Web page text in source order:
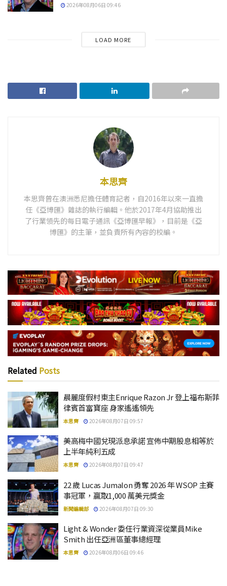
2026年08月06日 09:46
LOAD MORE
本思齊
本思齊曾在澳洲悉尼擔任體育記者，自2016年以來一直擔
任《亞博匯》雜誌的執行編輯。他於2017年4月協助推出
了行業領先的每日電子通訊《亞博匯早報》，目前是《亞
博匯》的主筆，並負責所有內容的校編。
Related Posts
晨麗度假村東主Enrique Razon Jr 登上福布斯菲
律賓首富寶座 身家遙遙領先
本思齊 2026年08月07日 09:57
美高梅中國兌現派息承諾 宣佈中期股息相等於
上半年純利五成
本思齊 2026年08月07日 09:47
22 歲 Lucas Jumalon 勇奪 2026 年 WSOP 主賽
事冠軍，贏取1,000 萬美元獎金
新聞編輯部 2026年08月07日 09:30
Light & Wonder 委任行業資深從業員Mike
Smith 出任亞洲區董事總經理
本思齊 2026年08月06日 09:46